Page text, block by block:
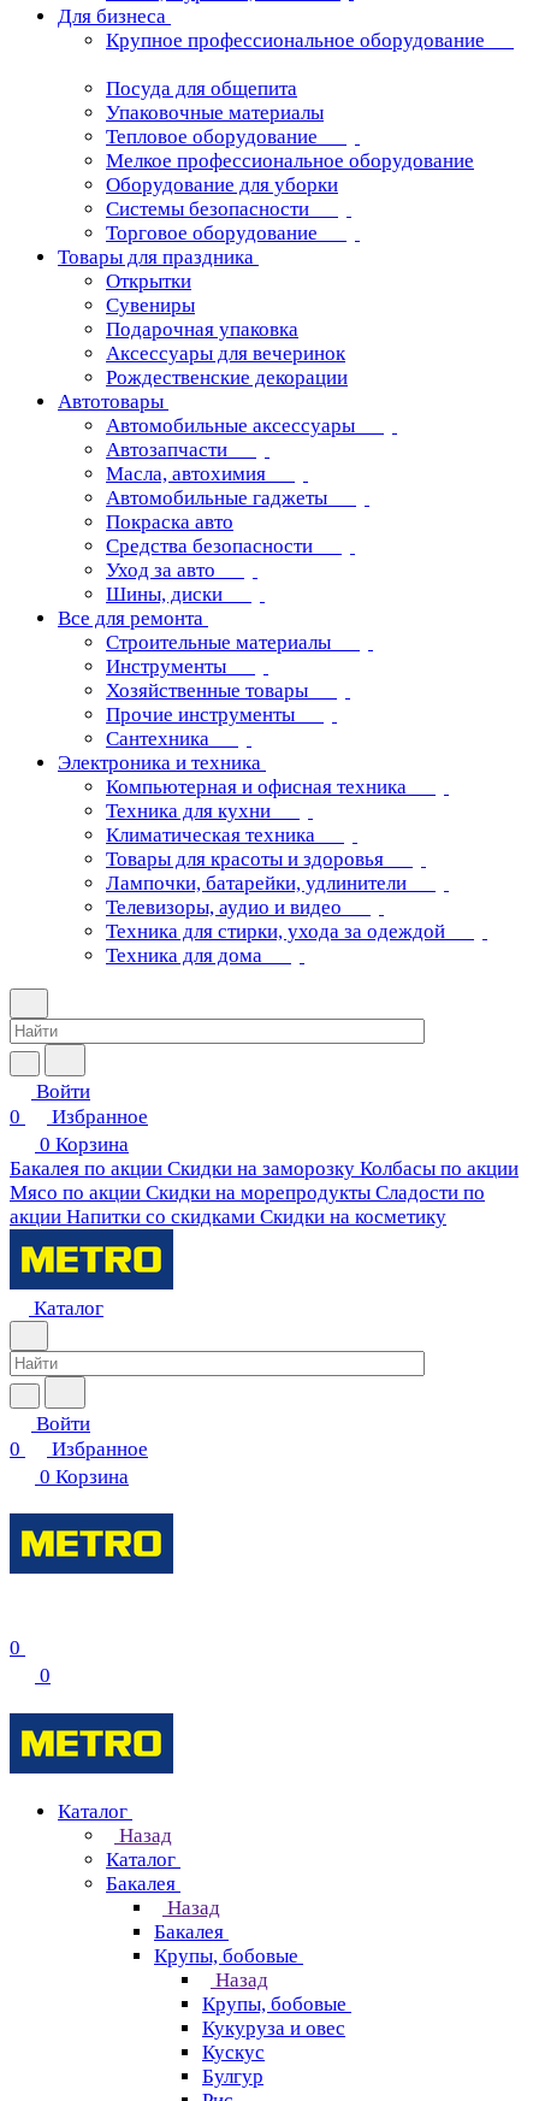
Для бизнеса
Крупное профессиональное оборудование
Посуда для общепита
Упаковочные материалы
Тепловое оборудование
Мелкое профессиональное оборудование
Оборудование для уборки
Системы безопасности
Торговое оборудование
Товары для праздника
Открытки
Сувениры
Подарочная упаковка
Аксессуары для вечеринок
Рождественские декорации
Автотовары
Автомобильные аксессуары
Автозапчасти
Масла, автохимия
Автомобильные гаджеты
Покраска авто
Средства безопасности
Уход за авто
Шины, диски
Все для ремонта
Строительные материалы
Инструменты
Хозяйственные товары
Прочие инструменты
Сантехника
Электроника и техника
Компьютерная и офисная техника
Техника для кухни
Климатическая техника
Товары для красоты и здоровья
Лампочки, батарейки, удлинители
Телевизоры, аудио и видео
Техника для стирки, ухода за одеждой
Техника для дома
Войти
0
Избранное
0 Корзина
Бакалея по акции Скидки на заморозку Колбасы по акции
Мясо по акции Скидки на морепродукты Сладости по
акции Напитки со скидками Скидки на косметику
Каталог
Войти
0
Избранное
0 Корзина
0
0
Каталог
Назад
Каталог
Бакалея
Назад
Бакалея
Крупы, бобовые
Назад
Крупы, бобовые
Кукуруза и овес
Кускус
Булгур